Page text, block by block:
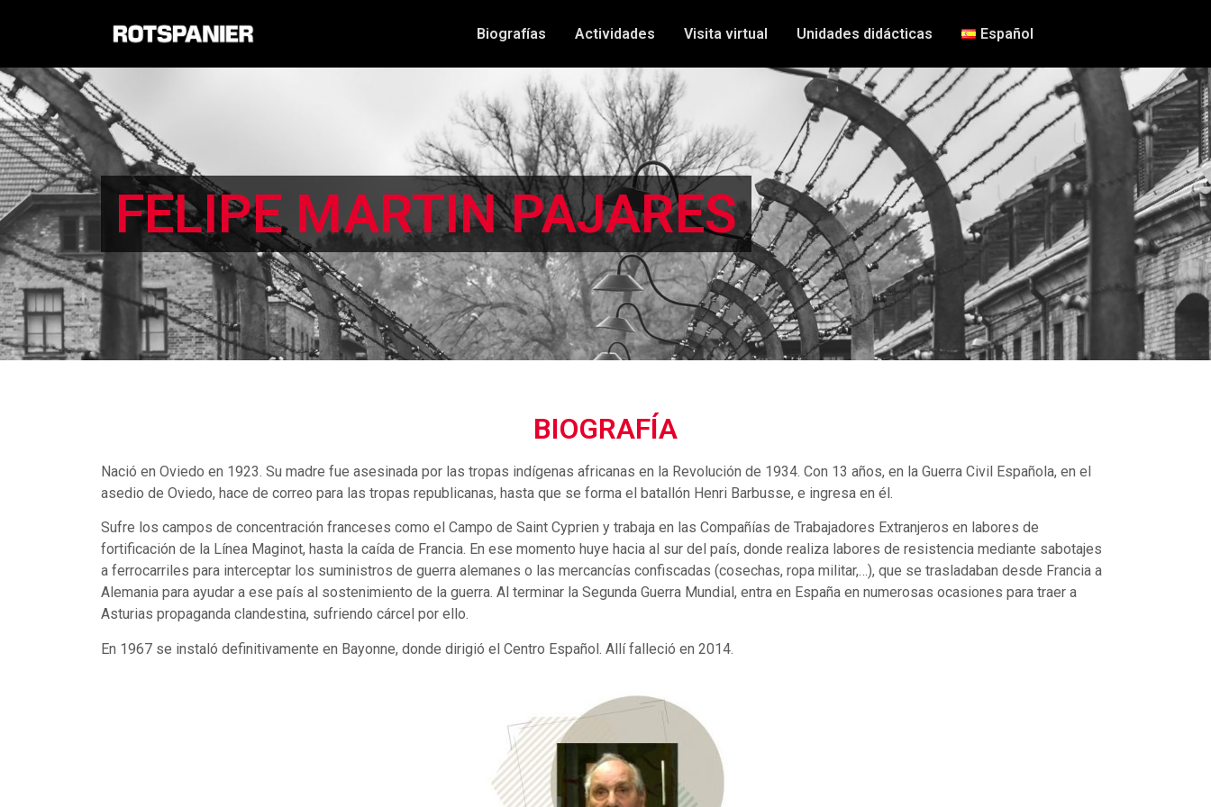
Biografías Actividades Visita virtual Unidades didácticas Español
FELIPE MARTIN PAJARES
BIOGRAFÍA
Nació en Oviedo en 1923. Su madre fue asesinada por las tropas indígenas africanas en la Revolución de 1934. Con 13 años, en la Guerra Civil Española, en el
asedio de Oviedo, hace de correo para las tropas republicanas, hasta que se forma el batallón Henri Barbusse, e ingresa en él.
Sufre los campos de concentración franceses como el Campo de Saint Cyprien y trabaja en las Compañías de Trabajadores Extranjeros en labores de
fortificación de la Línea Maginot, hasta la caída de Francia. En ese momento huye hacia al sur del país, donde realiza labores de resistencia mediante sabotajes
a ferrocarriles para interceptar los suministros de guerra alemanes o las mercancías confiscadas (cosechas, ropa militar,…), que se trasladaban desde Francia a
Alemania para ayudar a ese país al sostenimiento de la guerra. Al terminar la Segunda Guerra Mundial, entra en España en numerosas ocasiones para traer a
Asturias propaganda clandestina, sufriendo cárcel por ello.
En 1967 se instaló definitivamente en Bayonne, donde dirigió el Centro Español. Allí falleció en 2014.